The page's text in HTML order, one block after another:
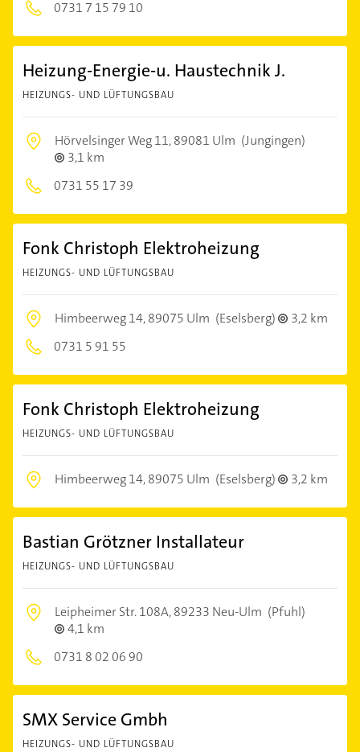
0731 7 15 79 10
Heizung-Energie-u. Haustechnik J.
HEIZUNGS- UND LÜFTUNGSBAU
Hörvelsinger Weg 11,89081 Ulm (Jungingen)
3,1 km
0731 55 17 39
Fonk Christoph Elektroheizung
HEIZUNGS- UND LÜFTUNGSBAU
Himbeerweg 14,89075 Ulm (Eselsberg)
3,2 km
0731 5 91 55
Fonk Christoph Elektroheizung
HEIZUNGS- UND LÜFTUNGSBAU
Himbeerweg 14,89075 Ulm (Eselsberg) 3,2 km
Bastian Grötzner Installateur
HEIZUNGS- UND LÜFTUNGSBAU
Leipheimer Str. 108A,89233 Neu-Ulm (Pfuhl)
4,1 km
0731 8 02 06 90
SMX Service Gmbh
HEIZUNGS- UND LÜFTUNGSBAU